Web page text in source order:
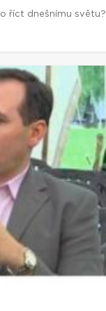
říct dnešnímu světu?